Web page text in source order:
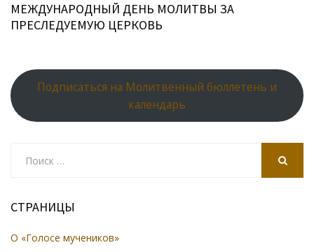
МЕЖДУНАРОДНЫЙ ДЕНЬ МОЛИТВЫ ЗА
ПРЕСЛЕДУЕМУЮ ЦЕРКОВЬ
Подписаться на Молитвенный бюллетень и
календарь
СТРАНИЦЫ
О «Голосе мучеников»